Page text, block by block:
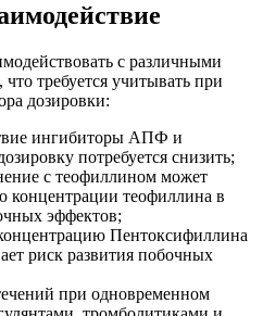
с различными
требуется учитывать при
дозировки:
ингибиторы АПФ и
потребуется снизить;
с теофиллином может
концентрации теофиллина в
эффектов;
Пентоксифиллина
риск развития побочных
при одновременном